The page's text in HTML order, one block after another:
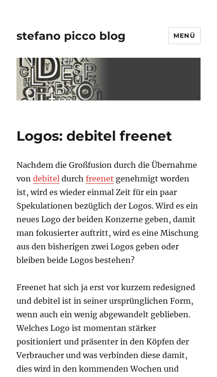
stefano picco blog MENÜ
Logos: debitel freenet
Nachdem die Großfusion durch die Übernahme
vondebitel durchfreenet genehmigt worden
ist, wird es wieder einmal Zeit für ein paar
Spekulationen bezüglich der Logos. Wird es ein
neues Logo der beiden Konzerne geben, damit
man fokusierter auftritt, wird es eine Mischung
aus den bisherigen zwei Logos geben oder
bleiben beide Logos bestehen?
Freenet hat sich ja erst vor kurzem redesigned
und debitel ist in seiner ursprünglichen Form,
wenn auch ein wenig abgewandelt geblieben.
Welches Logo ist momentan stärker
positioniert und präsenter in den Köpfen der
Verbraucher und was verbinden diese damit,
dies wird in den kommenden Wochen und